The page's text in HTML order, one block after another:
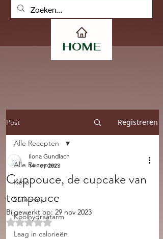
HOME
Post Registreren
Alle Recepten
Keto
Suikervrij
Koolhydraatarm
Laag in calorieën
Alle Recepten
Cuppouce, de cupcake van
tompouce
Ilona Gundlach
14 nov 2023
Bijgewerkt op: 29 nov 2023
Beoordeeld met NaN uit 5 sterren.